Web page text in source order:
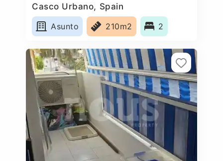
Casco Urbano, Spain
Asunto
210m2 2